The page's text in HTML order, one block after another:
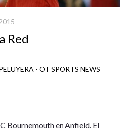
Red
- OT SPORTS NEWS
Bournemouth en Anfield. El